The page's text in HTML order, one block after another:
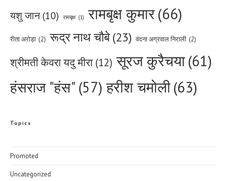
यशु जान (10) रामबृक्ष (1) रामबृक्ष कुमार(66)
रीता अरोड़ा (2) रूद्र नाथ चौबे(23) वंदना अग्रवाल निराली (2)
श्रीमती केवरा यदु मीरा (12) सूरज कुरैचया(61)
हंसराज "हंस" (57) हरीश चमोली(63)
Topics
Promoted
Uncategorized